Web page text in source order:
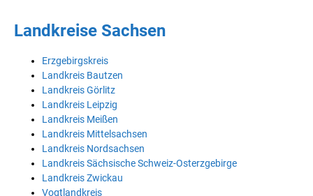
Landkreise Sachsen
Erzgebirgskreis
Landkreis Bautzen
Landkreis Görlitz
Landkreis Leipzig
Landkreis Meißen
Landkreis Mittelsachsen
Landkreis Nordsachsen
Landkreis Sächsische Schweiz-Osterzgebirge
Landkreis Zwickau
Vogtlandkreis